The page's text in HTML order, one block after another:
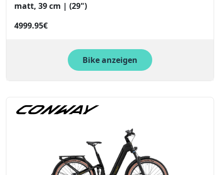
matt, 39 cm | (29")
4999.95€
Bike anzeigen